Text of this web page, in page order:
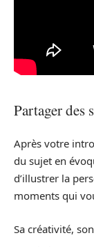
Partager des
Après votre
du sujet en
d’illustrer la
moments qui
Sa créativité,